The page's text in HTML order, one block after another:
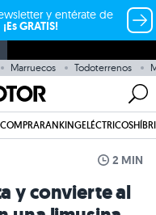
y entérate de
¡Es GRATIS!
Marruecos Todoterrenos
RANKINGELÉCTRICOS
2 MIN
y convierte al